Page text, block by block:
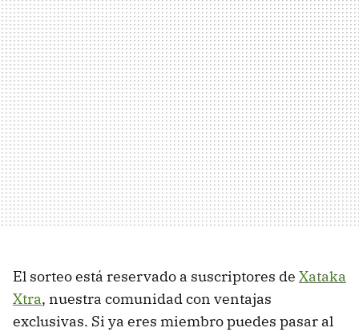
El sorteo está reservado a suscriptores de Xataka
Xtra, nuestra comunidad con ventajas
exclusivas. Si ya eres miembro puedes pasar al